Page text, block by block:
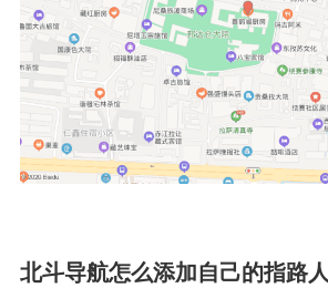
北斗导航怎么添加自己的指路人